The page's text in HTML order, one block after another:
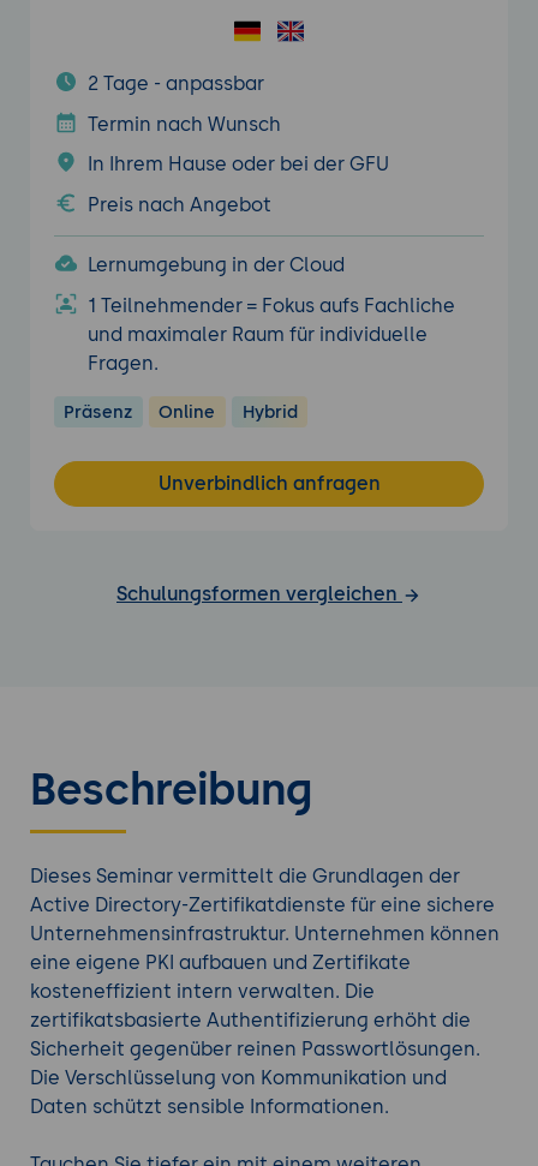
2 Tage - anpassbar
Termin nach Wunsch
In Ihrem Hause oder bei der GFU
Preis nach Angebot
Lernumgebung in der Cloud
1 Teilnehmender = Fokus aufs Fachliche
und maximaler Raum für individuelle
Fragen.
Präsenz Online Hybrid
Unverbindlich anfragen
Schulungsformen vergleichen
Beschreibung
Dieses Seminar vermittelt die Grundlagen der
Active Directory-Zertifikatdienste für eine sichere
Unternehmensinfrastruktur. Unternehmen können
eine eigene PKI aufbauen und Zertifikate
kosteneffizient intern verwalten. Die
zertifikatsbasierte Authentifizierung erhöht die
Sicherheit gegenüber reinen Passwortlösungen.
Die Verschlüsselung von Kommunikation und
Daten schützt sensible Informationen.